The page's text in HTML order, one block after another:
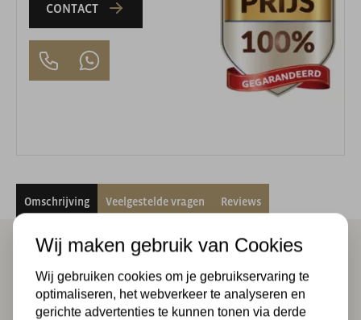
CONTACT
Omschrijving Veelgestelde vragen Reviews
Lees meer
Wij maken gebruik van Cookies
Wij gebruiken cookies om je gebruikservaring te
optimaliseren, het webverkeer te analyseren en
gerichte advertenties te kunnen tonen via derde